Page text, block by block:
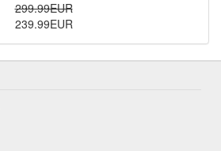
299.99EUR
239.99EUR